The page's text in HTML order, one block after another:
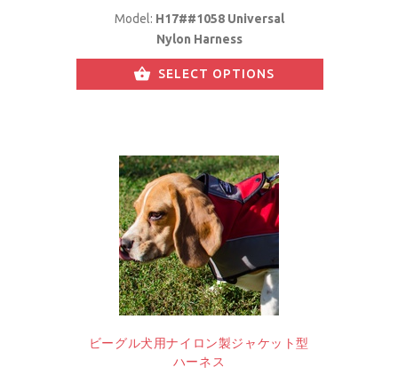
Model: H17##1058 Universal
Nylon Harness
SELECT OPTIONS
ビーグル犬用ナイロン製ジャケット型
ハーネス